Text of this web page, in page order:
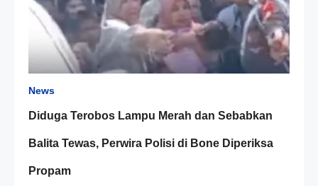
News
Diduga Terobos Lampu Merah dan Sebabkan
Balita Tewas, Perwira Polisi di Bone Diperiksa
Propam